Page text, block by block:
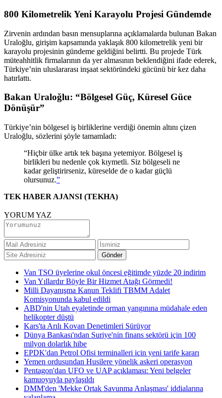
800 Kilometrelik Yeni Karayolu Projesi Gündemde
Zirvenin ardından basın mensuplarına açıklamalarda bulunan Bakan
Uraloğlu, girişim kapsamında yaklaşık 800 kilometrelik yeni bir
karayolu projesinin gündeme geldiğini belirtti. Bu projede Türk
müteahhitlik firmalarının da yer almasının beklendiğini ifade ederek,
Türkiye’nin uluslararası inşaat sektöründeki gücünü bir kez daha
hatırlattı.
Bakan Uraloğlu: “Bölgesel Güç, Küresel Güce
Dönüşür”
Türkiye’nin bölgesel iş birliklerine verdiği önemin altını çizen
Uraloğlu, sözlerini şöyle tamamladı:
“Hiçbir ülke artık tek başına yetemiyor. Bölgesel iş
birlikleri bu nedenle çok kıymetli. Siz bölgeseli ne
kadar geliştirirseniz, küreselde de o kadar güçlü
olursunuz.”
TEK HABER AJANSI (TEKHA)
YORUM YAZ
Van TSO üyelerine okul öncesi eğitimde yüzde 20 indirim
Van Yıllardır Böyle Bir Hizmet Atağı Görmedi!
Milli Dayanışma Kanun Teklifi TBMM Adalet
Komisyonunda kabul edildi
ABD'nin Utah eyaletinde orman yangınına müdahale eden
helikopter düştü
Kars'ta Arılı Kovan Denetimleri Sürüyor
Dünya Bankası'ndan Suriye'nin finans sektörü için 100
milyon dolarlık hibe
EPDK'dan Petrol Ofisi terminalleri için yeni tarife kararı
Yemen ordusundan Husilere yönelik askeri operasyon
Pentagon'dan UFO ve UAP açıklaması: Yeni belgeler
kamuoyuyla paylaşıldı
DMM'den 'Mekke Ortak Savunma Anlaşması' iddialarına